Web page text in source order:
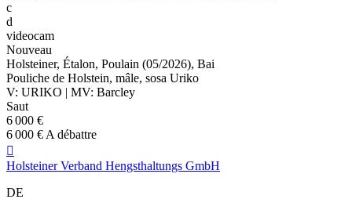
c
d
videocam
Nouveau
Holsteiner, Étalon, Poulain (05/2026), Bai
Pouliche de Holstein, mâle, sosa Uriko
V: URIKO | MV: Barcley
Saut
6 000 €
6 000 € A débattre

Holsteiner Verband Hengsthaltungs GmbH
DE